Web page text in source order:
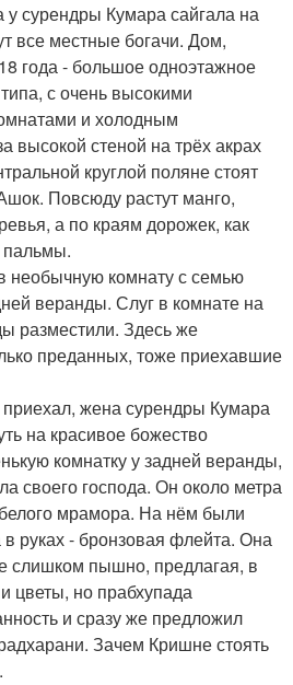
сурендры Кумара сайгала на
все местные богачи. Дом,
года - большое одноэтажное
с очень высокими
и холодным
высокой стеной на трёх акрах
круглой поляне стоят
Повсюду растут манго,
а по краям дорожек, как
пальмы.
необычную комнату с семью
веранды. Слуг в комнате на
разместили. Здесь же
преданных, тоже приехавшие
приехал, жена сурендры Кумара
на красивое божество
комнатку у задней веранды,
своего господа. Он около метра
мрамора. На нём были
в руках - бронзовая флейта. Она
слишком пышно, предлагая, в
цветы, но прабхупада
и сразу же предложил
Зачем Кришне стоять